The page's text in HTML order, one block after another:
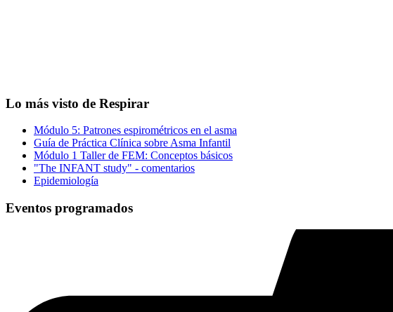
Lo más visto de Respirar
Módulo 5: Patrones espirométricos en el asma
Guía de Práctica Clínica sobre Asma Infantil
Módulo 1 Taller de FEM: Conceptos básicos
"The INFANT study" - comentarios
Epidemiología
Eventos programados